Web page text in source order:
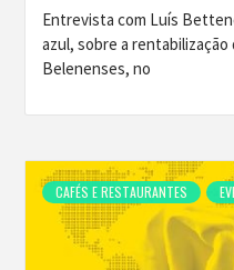
Entrevista com Luís
azul, sobre a rentabilização
Belenenses, no
CAFÉS E RESTAURANTES